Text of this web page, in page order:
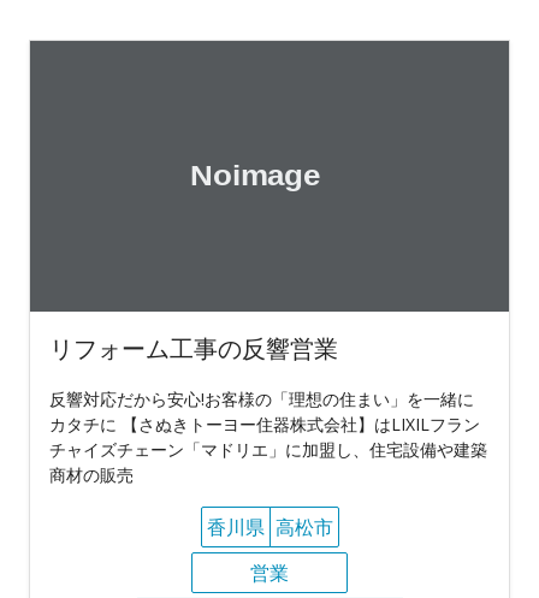
リフォーム工事の反響営業
反響対応だから安心!お客様の「理想の住まい」を一緒に
カタチに 【さぬきトーヨー住器株式会社】はLIXILフラン
チャイズチェーン「マドリエ」に加盟し、住宅設備や建築
商材の販売
香川県 高松市
営業